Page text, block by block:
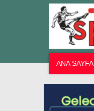
ANA SAYFA